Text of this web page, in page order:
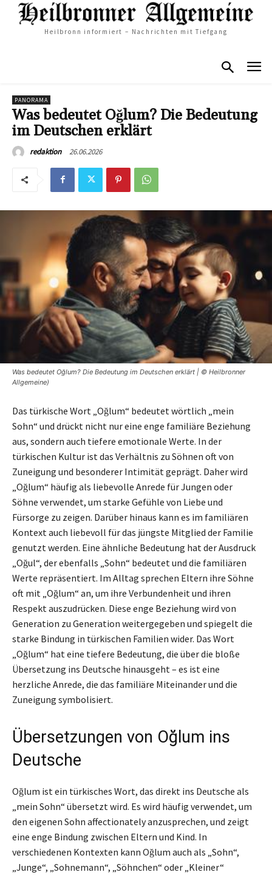
Heilbronn informiert – Nachrichten mit Tiefgang
PANORAMA
Was bedeutet Oğlum? Die Bedeutung
im Deutschen erklärt
redaktion 26.06.2026
Was bedeutet Oğlum? Die Bedeutung im Deutschen erklärt | © Heilbronner
Allgemeine)
Das türkische Wort „Oğlum“ bedeutet wörtlich „mein
Sohn“ und drückt nicht nur eine enge familiäre Beziehung
aus, sondern auch tiefere emotionale Werte. In der
türkischen Kultur ist das Verhältnis zu Söhnen oft von
Zuneigung und besonderer Intimität geprägt. Daher wird
„Oğlum“ häufig als liebevolle Anrede für Jungen oder
Söhne verwendet, um starke Gefühle von Liebe und
Fürsorge zu zeigen. Darüber hinaus kann es im familiären
Kontext auch liebevoll für das jüngste Mitglied der Familie
genutzt werden. Eine ähnliche Bedeutung hat der Ausdruck
„Oğul“, der ebenfalls „Sohn“ bedeutet und die familiären
Werte repräsentiert. Im Alltag sprechen Eltern ihre Söhne
oft mit „Oğlum“ an, um ihre Verbundenheit und ihren
Respekt auszudrücken. Diese enge Beziehung wird von
Generation zu Generation weitergegeben und spiegelt die
starke Bindung in türkischen Familien wider. Das Wort
„Oğlum“ hat eine tiefere Bedeutung, die über die bloße
Übersetzung ins Deutsche hinausgeht – es ist eine
herzliche Anrede, die das familiäre Miteinander und die
Zuneigung symbolisiert.
Übersetzungen von Oğlum ins
Deutsche
Oğlum ist ein türkisches Wort, das direkt ins Deutsche als
„mein Sohn“ übersetzt wird. Es wird häufig verwendet, um
den eigenen Sohn affectionately anzusprechen, und zeigt
eine enge Bindung zwischen Eltern und Kind. In
verschiedenen Kontexten kann Oğlum auch als „Sohn“,
„Junge“, „Sohnemann“, „Söhnchen“ oder „Kleiner“